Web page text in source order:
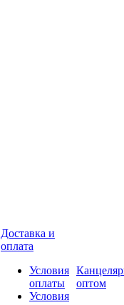
Доставка и
оплата
Условия
оплаты
Условия
оптом